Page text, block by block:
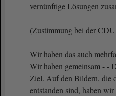
vernünftige Lösungen
(Zustimmung bei der
Wir haben das auch
Wir haben gemeinsam - -
Ziel. Auf den Bildern, die
entstanden sind, haben wir